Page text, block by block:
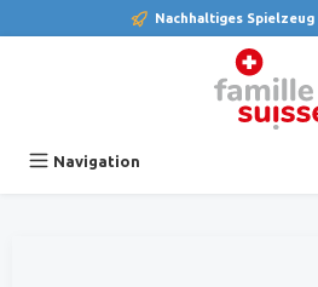
Nachhaltiges Spielzeug
Navigation